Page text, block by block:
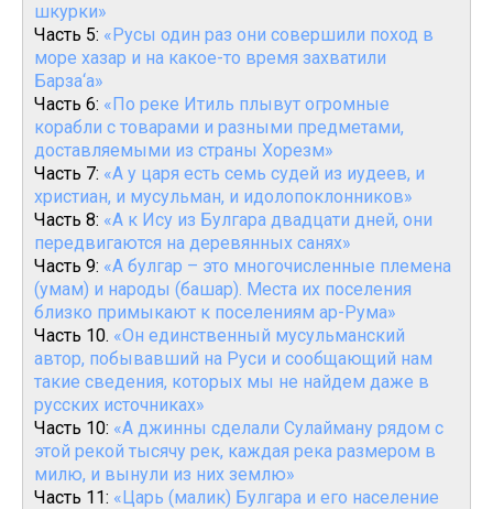
шкурки»
Часть 5: «Русы один раз они совершили поход в
море хазар и на какое-то время захватили
Барза‘а»
Часть 6: «По реке Итиль плывут огромные
корабли с товарами и разными предметами,
доставляемыми из страны Хорезм»
Часть 7: «А у царя есть семь судей из иудеев, и
христиан, и мусульман, и идолопоклонников»
Часть 8: «А к Ису из Булгара двадцати дней, они
передвигаются на деревянных санях»
Часть 9: «А булгар – это многочисленные племена
(умам) и народы (башар). Места их поселения
близко примыкают к поселениям ар-Рума»
Часть 10. «Он единственный мусульманский
автор, побывавший на Руси и сообщающий нам
такие сведения, которых мы не найдем даже в
русских источниках»
Часть 10: «А джинны сделали Сулайману рядом с
этой рекой тысячу рек, каждая река размером в
милю, и вынули из них землю»
Часть 11: «Царь (малик) Булгара и его население